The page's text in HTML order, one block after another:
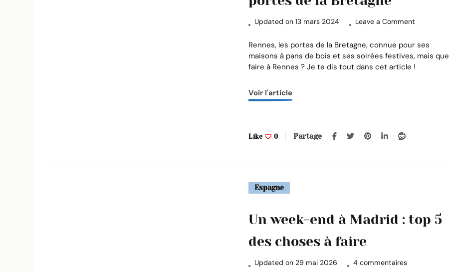
Updated on13 mars 2024 Leave a Comment
week-
end
à
Rennes, les portes de la Bretagne, connue pour ses
maisons à pans de bois et ses soirées festives, mais que
faire à Rennes ? Je te dis tout dans cet article !
Voir l'article
Like 0 Partage
Espagne
Un week-end à Madrid : top 5
des choses à faire
Updated on 29 mai 2026 4 commentairessur